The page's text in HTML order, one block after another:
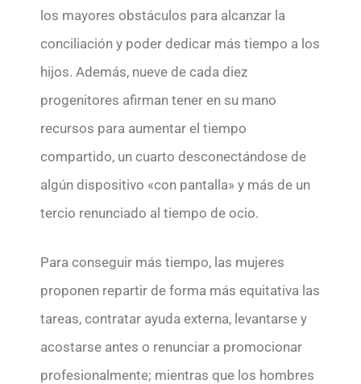
los mayores obstáculos para alcanzar la
conciliación y poder dedicar más tiempo a los
hijos. Además, nueve de cada diez
progenitores afirman tener en su mano
recursos para aumentar el tiempo
compartido, un cuarto desconectándose de
algún dispositivo «con pantalla» y más de un
tercio renunciado al tiempo de ocio.
Para conseguir más tiempo, las mujeres
proponen repartir de forma más equitativa las
tareas, contratar ayuda externa, levantarse y
acostarse antes o renunciar a promocionar
profesionalmente; mientras que los hombres